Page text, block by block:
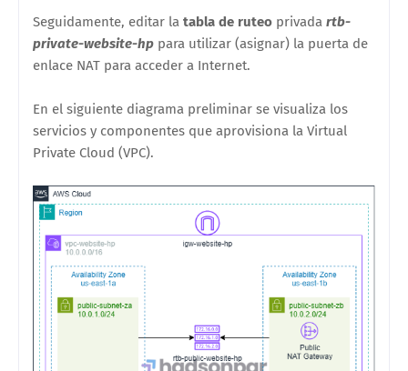
Seguidamente, editar la tabla de ruteo privada rtb-
private-website-hp para utilizar (asignar) la puerta de
enlace NAT para acceder a Internet.
En el siguiente diagrama preliminar se visualiza los
servicios y componentes que aprovisiona la Virtual
Private Cloud (VPC).